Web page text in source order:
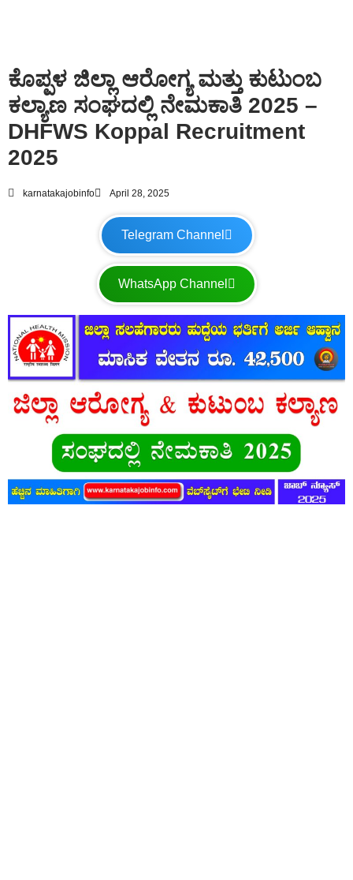
ಕೊಪ್ಪಳ ಜಿಲ್ಲಾ ಆರೋಗ್ಯ ಮತ್ತು ಕುಟುಂಬ
ಕಲ್ಯಾಣ ಸಂಘದಲ್ಲಿ ನೇಮಕಾತಿ 2025 –
DHFWS Koppal Recruitment
2025
karnatakajobinfo April 28, 2025
Telegram Channel
WhatsApp Channel